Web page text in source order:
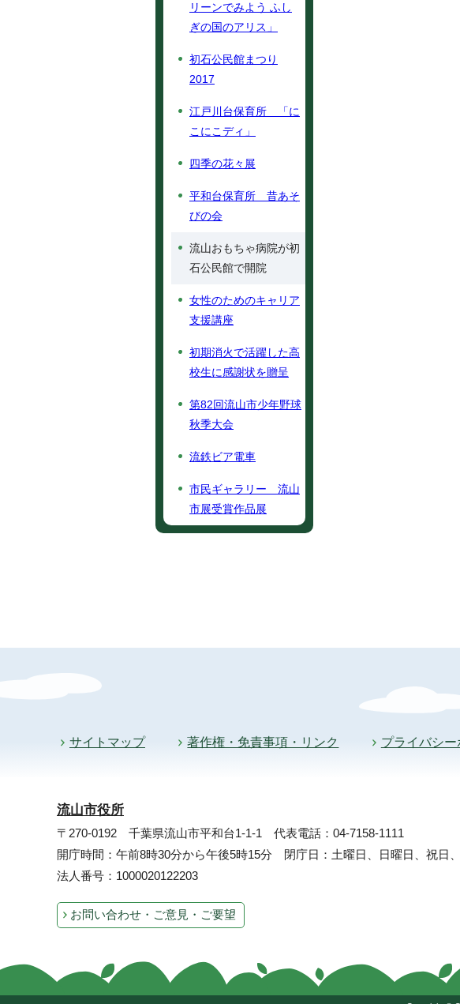
リーンでみよう ふし
ぎの国のアリス」
初石公民館まつり
2017
江戸川台保育所 「に
こにこディ」
四季の花々展
平和台保育所 昔あそ
びの会
流山おもちゃ病院が初
石公民館で開院
女性のためのキャリア
支援講座
初期消火で活躍した高
校生に感謝状を贈呈
第82回流山市少年野球
秋季大会
流鉄ビア電車
市民ギャラリー 流山
市展受賞作品展
サイトマップ 著作権・免責事項・リンク プライバシー
流山市役所
〒270-0192 千葉県流山市平和台1-1-1 代表電話：04-7158-1111
開庁時間：午前8時30分から午後5時15分 閉庁日：土曜日、日曜日、祝日
法人番号：1000020122203
お問い合わせ・ご意見・ご要望